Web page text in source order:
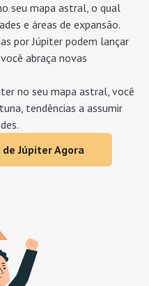
seu mapa astral, o qual
e áreas de expansão.
por Júpiter podem lançar
abraça novas
no seu mapa astral, você
tendências a assumir
de Júpiter Agora